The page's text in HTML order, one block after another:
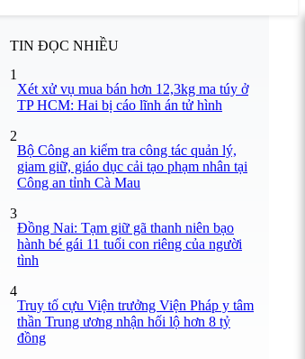
TIN ĐỌC NHIỀU
1
Xét xử vụ mua bán hơn 12,3kg ma túy ở
TP HCM: Hai bị cáo lĩnh án tử hình
2
Bộ Công an kiểm tra công tác quản lý,
giam giữ, giáo dục cải tạo phạm nhân tại
Công an tỉnh Cà Mau
3
Đồng Nai: Tạm giữ gã thanh niên bạo
hành bé gái 11 tuổi con riêng của người
tình
4
Truy tố cựu Viện trưởng Viện Pháp y tâm
thần Trung ương nhận hối lộ hơn 8 tỷ
đồng